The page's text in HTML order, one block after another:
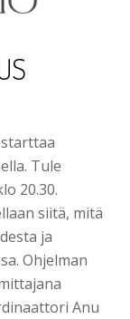
Tule
20.30.
siitä, mitä
ja
Ohjelman
Anu